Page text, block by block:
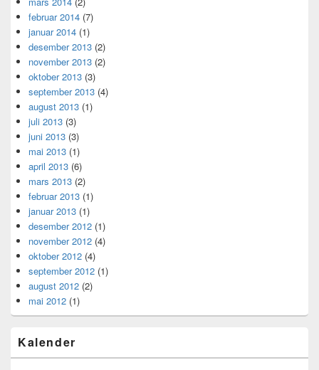
februar 2014 (7)
januar 2014 (1)
desember 2013 (2)
november 2013 (2)
oktober 2013 (3)
september 2013 (4)
august 2013 (1)
juli 2013 (3)
juni 2013 (3)
mai 2013 (1)
april 2013 (6)
mars 2013 (2)
februar 2013 (1)
januar 2013 (1)
desember 2012 (1)
november 2012 (4)
oktober 2012 (4)
september 2012 (1)
august 2012 (2)
mai 2012 (1)
Kalender